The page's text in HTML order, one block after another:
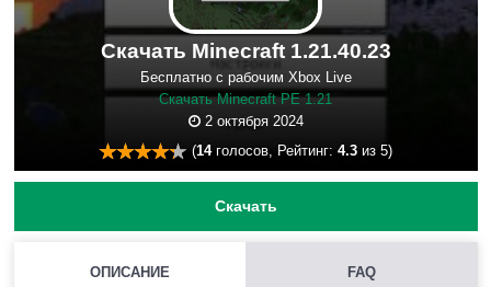
Скачать Minecraft 1.21.40.23
Бесплатно с рабочим Xbox Live
Скачать Minecraft PE 1.21
2 октября 2024
(14голосов, Рейтинг: 4.3 из 5)
Скачать
ОПИСАНИЕ FAQ